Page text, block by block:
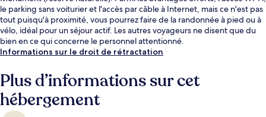
le parking sans voiturier et l'accès par câble à Internet, mais ce n'est pas
tout puisqu'à proximité, vous pourrez faire de la randonnée à pied ou à
vélo, idéal pour un séjour actif. Les autres voyageurs ne disent que du
bien en ce qui concerne le personnel attentionné.
Informations sur le droit de rétractation
Plus d’informations sur cet
hébergement